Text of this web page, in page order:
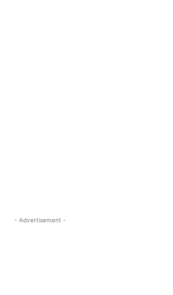
- Advertisement -